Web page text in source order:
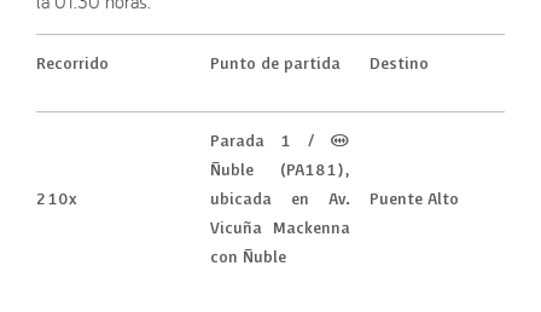
Recorrido Punto de partida Destino
210x
Parada 1 / (M)
Ñuble (PA181),
ubicada en Av.
Vicuña Mackenna
con Ñuble
Puente Alto